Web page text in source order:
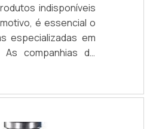
indisponíveis
é essencial o
especializadas em
As companhias de
responsáveis pela
de componentes
seguem as